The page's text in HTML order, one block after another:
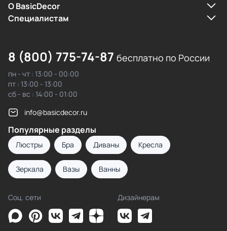
О BasicDecor
Cпециалистам
8 (800) 775-74-87 бесплатно по России
пн - чт : 13:00 - 00:00
пт : 13:00 - 13:00
сб - вс : 14:00 - 01:00
info@basicdecor.ru
Популярные разделы
Люстры Бра Диваны Кресла
Зеркала Вазы Ванны
Соц. сети Дизайнерам